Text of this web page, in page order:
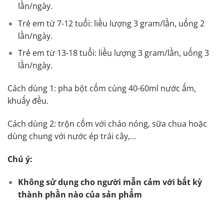
lần/ngày.
Trẻ em từ 7-12 tuổi: liều lượng 3 gram/lần, uống 2
lần/ngày.
Trẻ em từ 13-18 tuổi: liều lượng 3 gram/lần, uống 3
lần/ngày.
Cách dùng 1: pha bột cốm cùng 40-60ml nước ấm,
khuấy đều.
Cách dùng 2: trộn cốm với cháo nóng, sữa chua hoặc
dùng chung với nước ép trái cây,…
Chú ý:
Không sử dụng cho người mẫn cảm với bất kỳ
thành phần nào của sản phẩm